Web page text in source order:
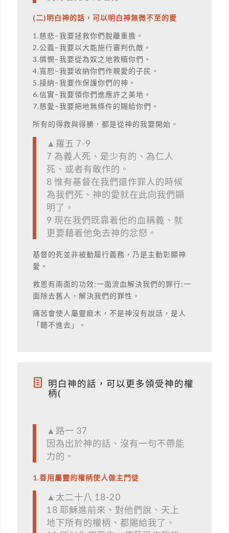
(二)明白神的話，可以明白神無微不至的愛
1.慈悲–我要拯救你們脫離重擔。
2.公義–我要以大能施行審判仇敵。
3.憐憫–我要從為奴之地救贖你們。
4.寬恕–我要收納你們作親愛的子民。
5.接納–我要作保護你們的神。
6.信實–我要領你們進應許之美地。
7.慈愛–我要把地無條件的賜給你們。
所有的得救與得勝，都是從神的我要開始。
▲羅五 7-9
7 為義人死、是少有的、為仁人
死、或者有敢作的。
8 惟有基督在我們還作罪人的時候
為我們死、神的愛就在此向我們顯
明了。
9 現在我們既靠着他的血稱義、就
更要藉着他免去神的忿怒。
基督的死並非被動履行義務，乃是主動彰顯神
愛。
救恩有兩面的功效:一面流血解決我們的罪行;一
面除去舊人，解決我們的罪性。
痛苦會使人屬靈麻木，不是神沒有說話，是人
「聽不進去」。
明白神的話，可以更多領受神的權
柄(
▲路一 37
因為出於神的話、沒有一句不帶能
力的。
1.善用屬靈的權柄使人做主門徒
▲太二十八 18-20
18 耶穌進前來、對他們說、天上
地下所有的權柄、都賜給我了。